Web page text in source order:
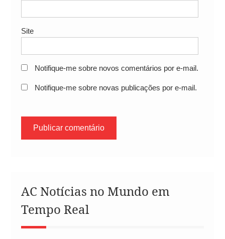
Site
Notifique-me sobre novos comentários por e-mail.
Notifique-me sobre novas publicações por e-mail.
AC Notícias no Mundo em
Tempo Real